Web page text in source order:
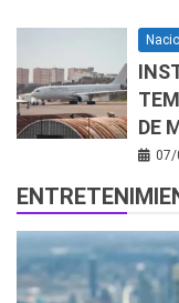
DE
07/